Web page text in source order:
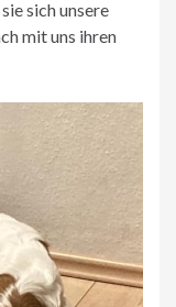
sich unsere
mit uns ihren